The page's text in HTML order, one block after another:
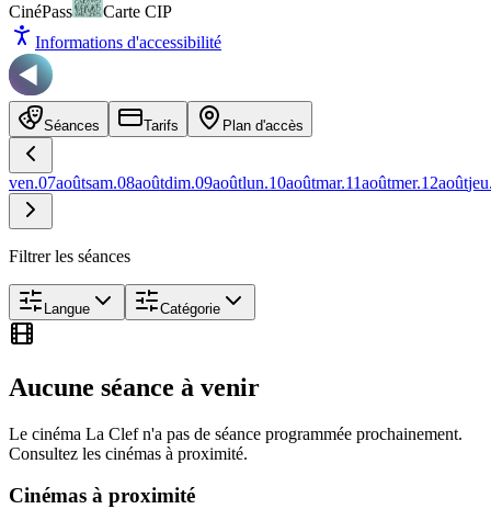
CinéPass
Carte CIP
Informations d'accessibilité
Séances Tarifs Plan d'accès
ven.07aoûtsam.08aoûtdim.09aoûtlun.10aoûtmar.11aoûtmer.12août
Filtrer les séances
Langue Catégorie
Aucune séance à venir
Le cinéma La Clefn'a pas de séance programmée prochainement.
Consultez les cinémas à proximité.
Cinémas à proximité